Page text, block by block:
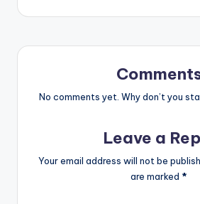
No comments yet. Why don’t you
Leave a
Your email address will not be
are marked *